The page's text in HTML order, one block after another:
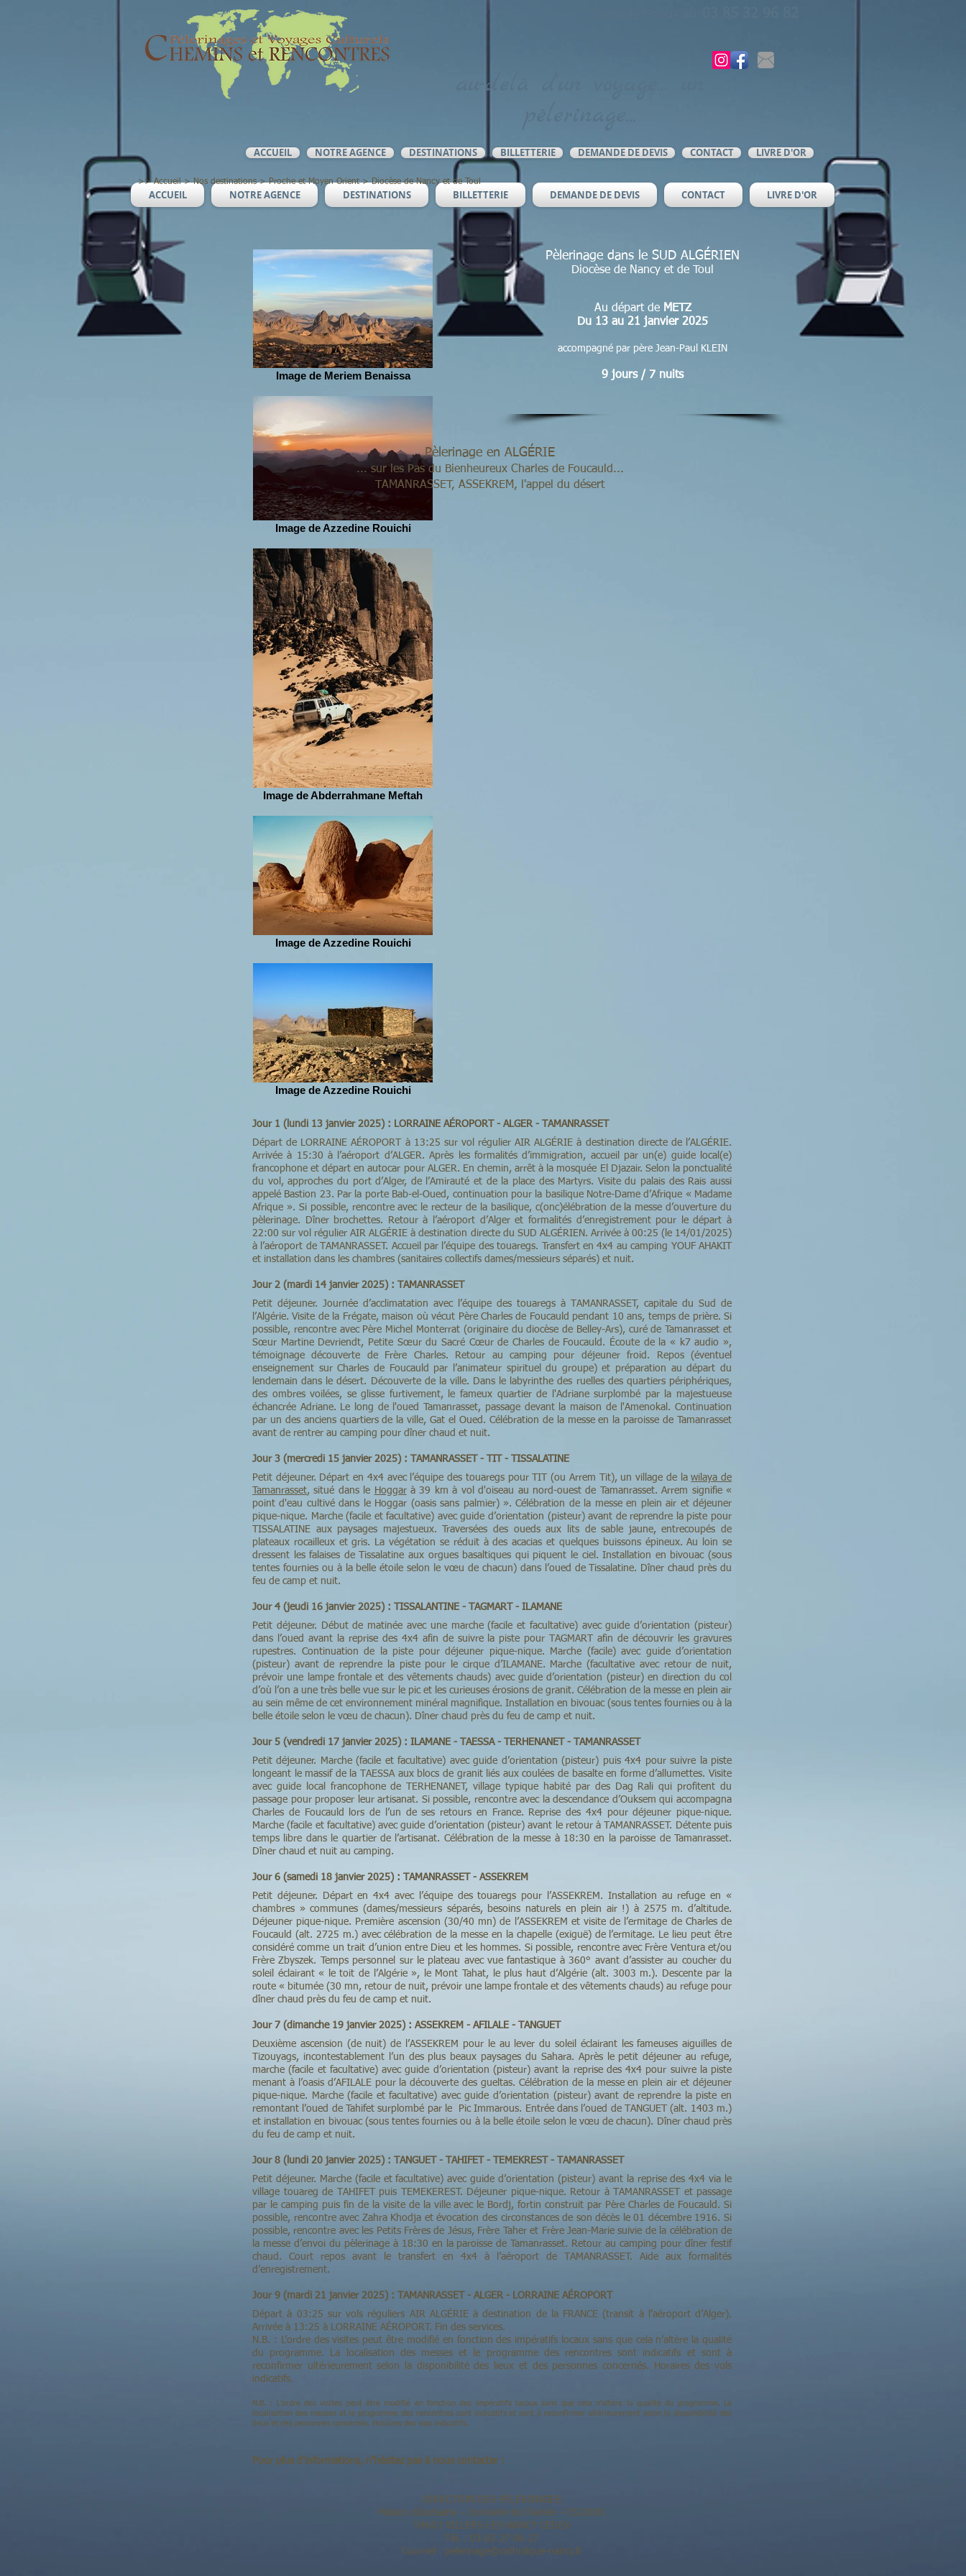
au-delà d'un voyage... un
ACCUEIL NOTRE AGENCE DESTINATIONS BILLETTERIE DEMANDE DE DEVIS CONTACT LIVRE D'OR
ACCUEIL NOTRE AGENCE DESTINATIONS BILLETTERIE DEMANDE DE DEVIS CONTACT LIVRE D'OR
>>Accueil>Nos destinations>Proche et Moyen Orient> Diocèse de Nancy et de Toul
Image de Meriem Benaissa
Image de Azzedine Rouichi
Image de Abderrahmane Meftah
Image de Azzedine Rouichi
Image de Azzedine Rouichi
Pèlerinage dans le SUD ALGÉRIEN
Diocèse de Nancy et de Toul
Au départ deMETZ
Du 13 au 21 janvier 2025
accompagné par père Jean-Paul KLEIN
9 jours / 7 nuits
Jour 1 (lundi 13 janvier 2025) : LORRAINE AÉROPORT - ALGER - TAMANRASSET
Départ de LORRAINE AÉROPORT à 13:25 sur vol régulier AIR ALGÉRIE à destination directe de l’ALGÉRIE.
Arrivée à 15:30 à l’aéroport d’ALGER. Après les formalités d’immigration, accueil par un(e) guide local(e)
francophone et départ en autocar pour ALGER. En chemin, arrêt à la mosquée El Djazair. Selon la ponctualité
du vol, approches du port d’Alger, de l’Amirauté et de la place des Martyrs. Visite du palais des Rais aussi
appelé Bastion 23. Par la porte Bab-el-Oued, continuation pour la basilique Notre-Dame d’Afrique « Madame
Afrique ». Si possible, rencontre avec le recteur de la basilique, c(onc)élébration de la messe d’ouverture du
pèlerinage. Dîner brochettes. Retour à l’aéroport d’Alger et formalités d’enregistrement pour le départ à
22:00 sur vol régulier AIR ALGÉRIE à destination directe du SUD ALGÉRIEN. Arrivée à 00:25 (le 14/01/2025)
à l’aéroport de TAMANRASSET. Accueil par l’équipe des touaregs. Transfert en 4x4 au camping YOUF AHAKIT
et installation dans les chambres (sanitaires collectifs dames/messieurs séparés) et nuit.
Jour 2 (mardi 14 janvier 2025) : TAMANRASSET
Petit déjeuner. Journée d’acclimatation avec l’équipe des touaregs à TAMANRASSET, capitale du Sud de
l’Algérie. Visite de la Frégate, maison où vécut Père Charles de Foucauld pendant 10 ans, temps de prière. Si
possible, rencontre avec Père Michel Monterrat (originaire du diocèse de Belley-Ars), curé de Tamanrasset et
Sœur Martine Devriendt, Petite Sœur du Sacré Cœur de Charles de Foucauld. Écoute de la « k7 audio »,
témoignage découverte de Frère Charles. Retour au camping pour déjeuner froid. Repos (éventuel
enseignement sur Charles de Foucauld par l’animateur spirituel du groupe) et préparation au départ du
lendemain dans le désert. Découverte de la ville. Dans le labyrinthe des ruelles des quartiers périphériques,
des ombres voilées, se glisse furtivement, le fameux quartier de l'Adriane surplombé par la majestueuse
échancrée Adriane. Le long de l'oued Tamanrasset, passage devant la maison de l'Amenokal. Continuation
par un des anciens quartiers de la ville, Gat el Oued. Célébration de la messe en la paroisse de Tamanrasset
avant de rentrer au camping pour dîner chaud et nuit.
Jour 3 (mercredi 15 janvier 2025) : TAMANRASSET - TIT - TISSALATINE
Petit déjeuner. Départ en 4x4 avec l’équipe des touaregs pour TIT (ou Arrem Tit), un village de lawilaya de
Tamanrasset, situé dans le Hoggarà 39 km à vol d'oiseau au nord-ouest de Tamanrasset. Arrem signifie «
point d'eau cultivé dans le Hoggar (oasis sans palmier) ». Célébration de la messe en plein air et déjeuner
pique-nique. Marche (facile et facultative) avec guide d’orientation (pisteur) avant de reprendre la piste pour
TISSALATINE aux paysages majestueux. Traversées des oueds aux lits de sable jaune, entrecoupés de
plateaux rocailleux et gris. La végétation se réduit à des acacias et quelques buissons épineux. Au loin se
dressent les falaises de Tissalatine aux orgues basaltiques qui piquent le ciel. Installation en bivouac (sous
tentes fournies ou à la belle étoile selon le vœu de chacun) dans l’oued de Tissalatine. Dîner chaud près du
feu de camp et nuit.
Jour 4 (jeudi 16 janvier 2025) : TISSALANTINE - TAGMART - ILAMANE
Petit déjeuner. Début de matinée avec une marche (facile et facultative) avec guide d’orientation (pisteur)
dans l’oued avant la reprise des 4x4 afin de suivre la piste pour TAGMART afin de découvrir les gravures
rupestres. Continuation de la piste pour déjeuner pique-nique. Marche (facile) avec guide d’orientation
(pisteur) avant de reprendre la piste pour le cirque d’ILAMANE. Marche (facultative avec retour de nuit,
prévoir une lampe frontale et des vêtements chauds) avec guide d’orientation (pisteur) en direction du col
d’où l’on a une très belle vue sur le pic et les curieuses érosions de granit. Célébration de la messe en plein air
au sein même de cet environnement minéral magnifique. Installation en bivouac (sous tentes fournies ou à la
belle étoile selon le vœu de chacun). Dîner chaud près du feu de camp et nuit.
Jour 5 (vendredi 17 janvier 2025) : ILAMANE - TAESSA - TERHENANET - TAMANRASSET
Petit déjeuner. Marche (facile et facultative) avec guide d’orientation (pisteur) puis 4x4 pour suivre la piste
longeant le massif de la TAESSA aux blocs de granit liés aux coulées de basalte en forme d’allumettes. Visite
avec guide local francophone de TERHENANET, village typique habité par des Dag Rali qui profitent du
passage pour proposer leur artisanat. Si possible, rencontre avec la descendance d’Ouksem qui accompagna
Charles de Foucauld lors de l’un de ses retours en France. Reprise des 4x4 pour déjeuner pique-nique.
Marche (facile et facultative) avec guide d’orientation (pisteur) avant le retour à TAMANRASSET. Détente puis
temps libre dans le quartier de l’artisanat. Célébration de la messe à 18:30 en la paroisse de Tamanrasset.
Dîner chaud et nuit au camping.
Jour 6 (samedi 18 janvier 2025) : TAMANRASSET - ASSEKREM
Petit déjeuner. Départ en 4x4 avec l’équipe des touaregs pour l’ASSEKREM. Installation au refuge en «
chambres » communes (dames/messieurs séparés, besoins naturels en plein air !) à 2575 m. d’altitude.
Déjeuner pique-nique. Première ascension (30/40 mn) de l’ASSEKREM et visite de l’ermitage de Charles de
Foucauld (alt. 2725 m.) avec célébration de la messe en la chapelle (exiguë) de l’ermitage. Le lieu peut être
considéré comme un trait d’union entre Dieu et les hommes. Si possible, rencontre avec Frère Ventura et/ou
Frère Zbyszek. Temps personnel sur le plateau avec vue fantastique à 360° avant d’assister au coucher du
soleil éclairant « le toit de l’Algérie », le Mont Tahat, le plus haut d’Algérie (alt. 3003 m.). Descente par la
route « bitumée (30 mn, retour de nuit, prévoir une lampe frontale et des vêtements chauds) au refuge pour
dîner chaud près du feu de camp et nuit.
Jour 7 (dimanche 19 janvier 2025) : ASSEKREM - AFILALE - TANGUET
Deuxième ascension (de nuit) de l’ASSEKREM pour le au lever du soleil éclairant les fameuses aiguilles de
Tizouyags, incontestablement l’un des plus beaux paysages du Sahara. Après le petit déjeuner au refuge,
marche (facile et facultative) avec guide d’orientation (pisteur) avant la reprise des 4x4 pour suivre la piste
menant à l’oasis d’AFILALE pour la découverte des gueltas. Célébration de la messe en plein air et déjeuner
pique-nique. Marche (facile et facultative) avec guide d’orientation (pisteur) avant de reprendre la piste en
remontant l’oued de Tahifet surplombé par le Pic Immarous. Entrée dans l’oued de TANGUET (alt. 1403 m.)
et installation en bivouac (sous tentes fournies ou à la belle étoile selon le vœu de chacun). Dîner chaud près
du feu de camp et nuit.
Jour 8 (lundi 20 janvier 2025) : TANGUET - TAHIFET - TEMEKREST - TAMANRASSET
Petit déjeuner. Marche (facile et facultative) avec guide d’orientation (pisteur) avant la reprise des 4x4 via le
village touareg de TAHIFET puis TEMEKEREST. Déjeuner pique-nique. Retour à TAMANRASSET et passage
par le camping puis fin de la visite de la ville avec le Bordj, fortin construit par Père Charles de Foucauld. Si
possible, rencontre avec Zahra Khodja et évocation des circonstances de son décès le 01 décembre 1916. Si
possible, rencontre avec les Petits Frères de Jésus, Frère Taher et Frère Jean-Marie suivie de la célébration de
la messe d’envoi du pèlerinage à 18:30 en la paroisse de Tamanrasset. Retour au camping pour dîner festif
chaud. Court repos avant le transfert en 4x4 à l’aéroport de TAMANRASSET. Aide aux formalités
d’enregistrement.
Jour 9 (mardi 21 janvier 2025) : TAMANRASSET - ALGER - LORRAINE AÉROPORT
Départ à 03:25 sur vols réguliers AIR ALGÉRIE à destination de la FRANCE (transit à l’aéroport d’Alger).
Arrivée à 13:25 à LORRAINE AÉROPORT. Fin des services.
N.B. : L’ordre des visites peut être modifié en fonction des impératifs locaux sans que cela n’altère la qualité
du programme. La localisation des messes et le programme des rencontres sont indicatifs et sont à
reconfirmer ultérieurement selon la disponibilité des lieux et des personnes concernés. Horaires des vols
indicatifs.
N.B. : L’ordre des visites peut être modifié en fonction des impératifs locaux sans que cela n’altère la qualité du programme. La
localisation des messes et le programme des rencontres sont indicatifs et sont à reconfirmer ultérieurement selon la disponibilité des
lieux et des personnes concernés. Horaires des vols indicatifs.
Pour plus d'informations, n'hésitez pas à nous contacter :
DIRECTION DES PÈLERINAGES
Maison diocésaine – Domaine de l’Asnée – CS10091
54603 VILLERS-LES-NANCY CEDEX
Tél. : 03 83 27 06 17
Courriel : pelerinage@catholique-nancy.fr
Pèlerinage en ALGÉRIE
... sur les Pas du Bienheureux Charles de Foucauld...
TAMANRASSET, ASSEKREM, l'appel du désert